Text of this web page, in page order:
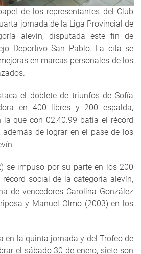
de los representantes del Club
jornada de la Liga Provincial de
alevín, disputada este fin de
Deportivo San Pablo. La cita se
en marcas personales de los
el doblete de triunfos de Sofía
en 400 libres y 200 espalda,
que con 02:40.99 batía el récord
de lograr en el pase de los
se impuso por su parte en los 200
social de la categoría alevín,
de vencedores Carolina González
y Manuel Olmo (2003) en los
en la quinta jornada y del Trofeo de
el sábado 30 de enero, siete son